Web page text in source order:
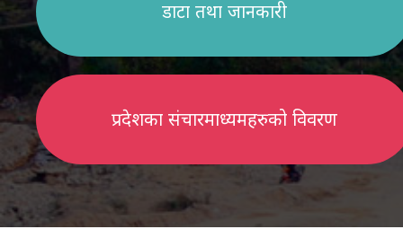
डाटा तथा जानकारी
प्रदेशका संचारमाध्यमहरुको विवरण